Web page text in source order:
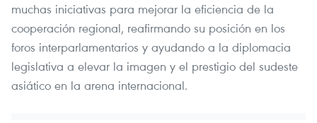
muchas iniciativas para mejorar la eficiencia de la
cooperación regional, reafirmando su posición en los
foros interparlamentarios y ayudando a la diplomacia
legislativa a elevar la imagen y el prestigio del sudeste
asiático en la arena internacional.